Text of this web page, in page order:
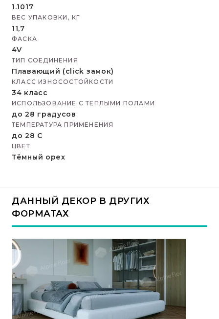
1.1017
ВЕС УПАКОВКИ, КГ
11,7
ФАСКА
4V
ТИП СОЕДИНЕНИЯ
Плавающий (click замок)
КЛАСС ИЗНОСОСТОЙКОСТИ
34 класс
ИСПОЛЬЗОВАНИЕ С ТЕПЛЫМИ ПОЛАМИ
до 28 градусов
ТЕМПЕРАТУРА ПРИМЕНЕНИЯ
до 28 С
ЦВЕТ
Тёмный орех
ДАННЫЙ ДЕКОР В ДРУГИХ
ФОРМАТАХ